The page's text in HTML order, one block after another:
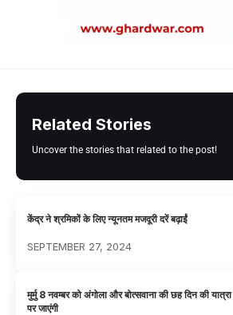
Related Stories
Uncover the stories that related to the post!
केंद्र ने श्रमिकों के लिए न्यूनतम मजदूरी दरें बढ़ाईं
SEPTEMBER 27, 2024
मुर्मु 8 नवम्बर को अंगोला और बोत्सवाना की छह दिन की यात्रा
पर जाएंगी